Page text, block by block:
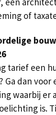
of
tarief een
Ga dan voor
waarbij er
is.